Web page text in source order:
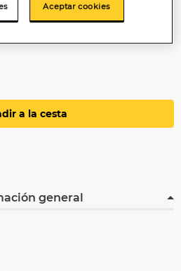
a la cesta
general
Aceptar cookies